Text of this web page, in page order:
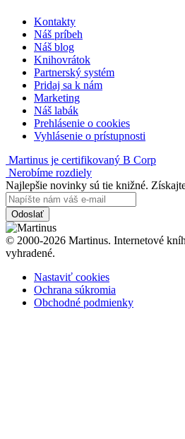
Kontakty
Náš príbeh
Náš blog
Knihovrátok
Partnerský systém
Pridaj sa k nám
Marketing
Náš labák
Prehlásenie o cookies
Vyhlásenie o prístupnosti
Martinus je certifikovaný B Corp
Nerobíme rozdiely
Najlepšie novinky sú tie knižné.
Odoslať
© 2000-2026 Martinus. Internetové
vyhradené.
Nastaviť cookies
Ochrana súkromia
Obchodné podmienky